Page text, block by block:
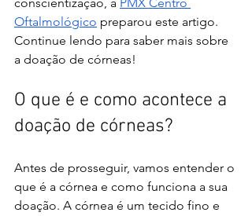
conscientização, a PMX Centro
Oftalmológico preparou este artigo.
Continue lendo para saber mais sobre
a doação de córneas!
O que é e como acontece a
doação de córneas?
Antes de prosseguir, vamos entender o
que é a córnea e como funciona a sua
doação. A córnea é um tecido fino e